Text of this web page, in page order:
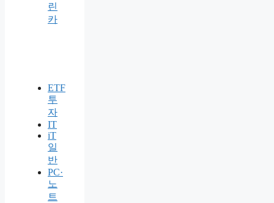
린
카
ETF
투
자
IT
iT
일
반
PC·
노
트